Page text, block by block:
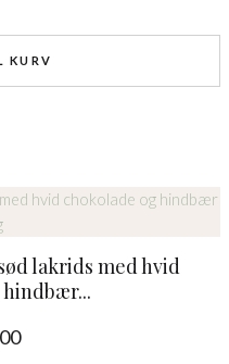
KURV
lakrids med hvid
hindbær...